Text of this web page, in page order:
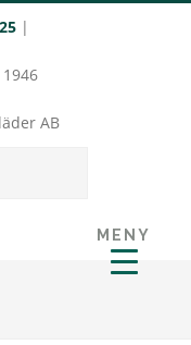
|
AB
MENY